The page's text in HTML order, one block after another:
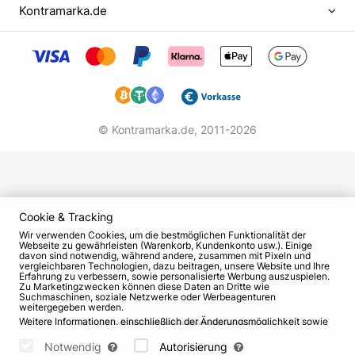
Karriere nicht los. Sie sammelte das Geld, das sie
Schauspielerin zu werden. 1980 geschah genau
das.
Als sie in der russischen Hauptstadt ankam, trat sie
Kommission mit ihrer Spontaneität und ihrem
Das Theater voller Träume
Nach ihrem Abschluss wurde Jakowlewa auf
einstimmigen Beschluss der Truppe (und das ist
eine große Seltenheit) Schauspielerin des Theaters
Produktion "Tage der Turbinen". Es folgten die
Kontramarka.de
© Kontramarka.de, 2011-2026
Cookie & Tracking
Wir verwenden Cookies, um die bestmöglichen Funktionalität der
Webseite zu gewährleisten (Warenkorb, Kundenkonto usw.). Einige
davon sind notwendig, während andere, zusammen mit Pixeln und
vergleichbaren Technologien, dazu beitragen, unsere Website und Ihre
Erfahrung zu verbessern, sowie personalisierte Werbung auszuspielen.
Zu Marketingzwecken können diese Daten an Dritte wie
Suchmaschinen, soziale Netzwerke oder Werbeagenturen
weitergegeben werden.
Weitere Informationen, einschließlich der Änderungsmöglichkeit sowie
Bitte wählen Sie unten aus, welche Cookies gesetzt werden können
Notwendig Autorisierung